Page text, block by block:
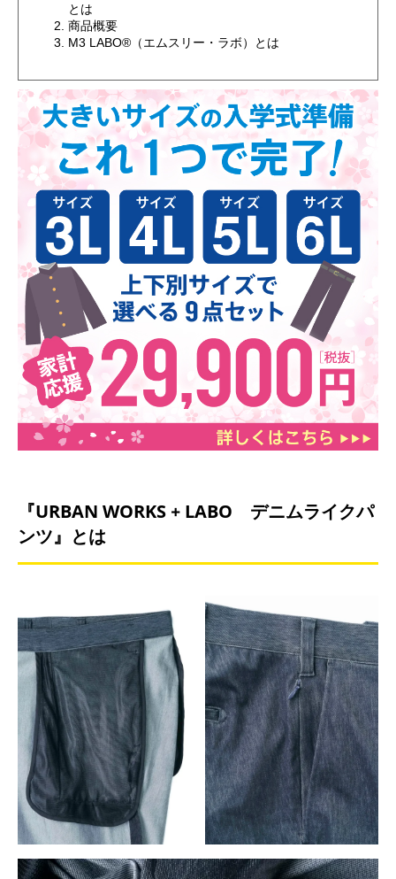
とは
商品概要
M3 LABO®（エムスリー・ラボ）とは
『URBAN WORKS + LABO デニムライクパ
ンツ』とは